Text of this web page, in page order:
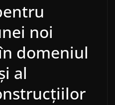
noi
domeniul
al